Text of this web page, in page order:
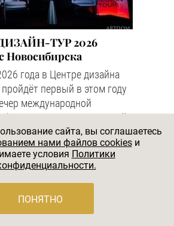
ТУР 2026
Новосибирска
года в Центре дизайна
первый в этом году
международной
интерьерных решений
сайта, вы соглашаетесь
нами файлов cookiesи
условия Политики
ПОНЯТНО